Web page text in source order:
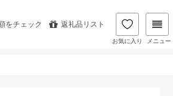
をチェック 返礼品リスト
お気に入り メニュー